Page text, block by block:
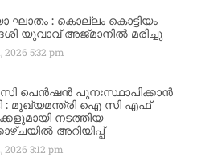
ഘാതം : കൊല്ലം കൊട്ടിയം
യുവാവ് അജ്മാനിൽ മരിച്ചു
20265:32 pm
പെൻഷൻ പുനഃസ്ഥാപിക്കാൻ
: മുഖ്യമന്ത്രി ഐ സി എഫ്
നടത്തിയ
അറിയിപ്പ്
20263:12 pm